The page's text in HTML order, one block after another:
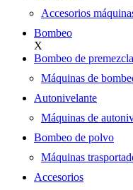
Accesorios
Bombeo
X
Bombeo de
Máquinas de
Autonivelante
Máquinas de
Bombeo de polvo
Máquinas
Accesorios